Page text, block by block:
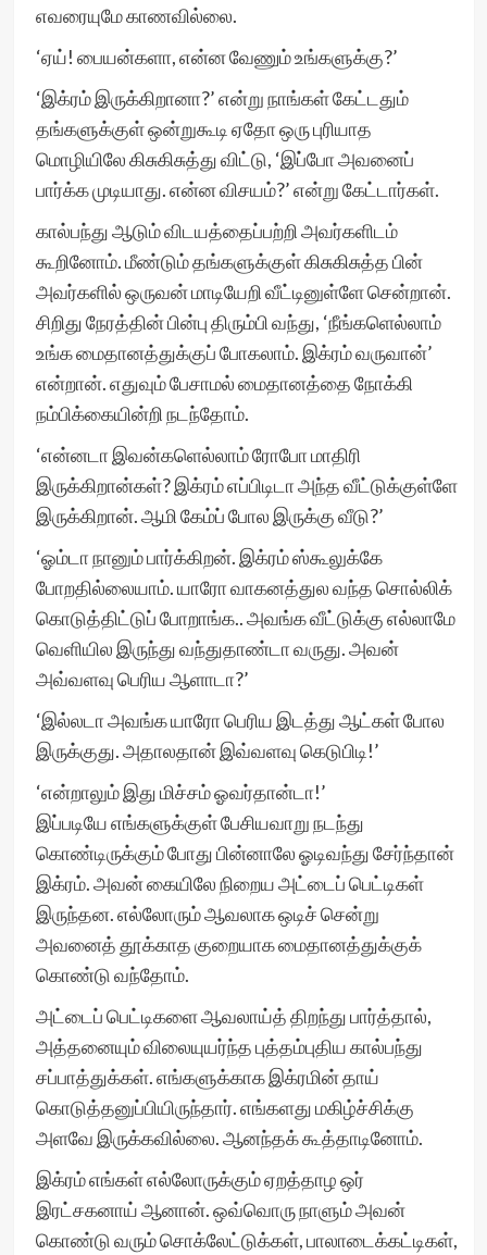
எவரையுமே காணவில்லை.
‘ஏய்! பையன்களா, என்ன வேணும் உங்களுக்கு?’
‘இக்ரம் இருக்கிறானா?’ என்று நாங்கள் கேட்டதும்
தங்களுக்குள் ஒன்றுகூடி ஏதோ ஒரு புரியாத
மொழியிலே கிசுகிசுத்து விட்டு, ‘இப்போ அவனைப்
பார்க்க முடியாது. என்ன விசயம்?’ என்று கேட்டார்கள்.
கால்பந்து ஆடும் விடயத்தைப்பற்றி அவர்களிடம்
கூறினோம். மீண்டும் தங்களுக்குள் கிசுகிசுத்த பின்
அவர்களில் ஒருவன் மாடியேறி வீட்டினுள்ளே சென்றான்.
சிறிது நேரத்தின் பின்பு திரும்பி வந்து, ‘நீங்களெல்லாம்
உங்க மைதானத்துக்குப் போகலாம். இக்ரம் வருவான்’
என்றான். எதுவும் பேசாமல் மைதானத்தை நோக்கி
நம்பிக்கையின்றி நடந்தோம்.
‘என்னடா இவன்களெல்லாம் ரோபோ மாதிரி
இருக்கிறான்கள்? இக்ரம் எப்பிடிடா அந்த வீட்டுக்குள்ளே
இருக்கிறான். ஆமி கேம்ப் போல இருக்கு வீடு?’
‘ஓம்டா நானும் பார்க்கிறன். இக்ரம் ஸ்கூலுக்கே
போறதில்லையாம். யாரோ வாகனத்துல வந்த சொல்லிக்
கொடுத்திட்டுப் போறாங்க.. அவங்க வீட்டுக்கு எல்லாமே
வெளியில இருந்து வந்துதாண்டா வருது. அவன்
அவ்வளவு பெரிய ஆளாடா?’
‘இல்லடா அவங்க யாரோ பெரிய இடத்து ஆட்கள் போல
இருக்குது. அதாலதான் இவ்வளவு கெடுபிடி!’
‘என்றாலும் இது மிச்சம் ஓவர்தான்டா!’
இப்படியே எங்களுக்குள் பேசியவாறு நடந்து
கொண்டிருக்கும் போது பின்னாலே ஓடிவந்து சேர்ந்தான்
இக்ரம். அவன் கையிலே நிறைய அட்டைப் பெட்டிகள்
இருந்தன. எல்லோரும் ஆவலாக ஒடிச் சென்று
அவனைத் தூக்காத குறையாக மைதானத்துக்குக்
கொண்டு வந்தோம்.
அட்டைப் பெட்டிகளை ஆவலாய்த் திறந்து பார்த்தால்,
அத்தனையும் விலையுயர்ந்த புத்தம்புதிய கால்பந்து
சப்பாத்துக்கள். எங்களுக்காக இக்ரமின் தாய்
கொடுத்தனுப்பியிருந்தார். எங்களது மகிழ்ச்சிக்கு
அளவே இருக்கவில்லை. ஆனந்தக் கூத்தாடினோம்.
இக்ரம் எங்கள் எல்லோருக்கும் ஏறத்தாழ ஒர்
இரட்சகனாய் ஆனான். ஒவ்வொரு நாளும் அவன்
கொண்டு வரும் சொக்லேட்டுக்கள், பாலாடைக்கட்டிகள்,